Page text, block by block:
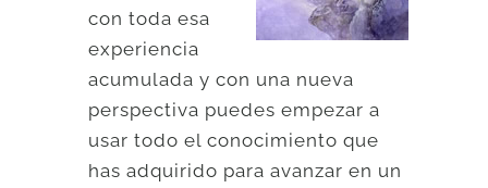
con toda esa
experiencia
acumulada y con una nueva
perspectiva puedes empezar a
usar todo el conocimiento que
has adquirido para avanzar en un